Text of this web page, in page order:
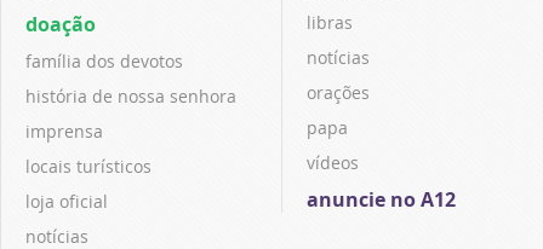
doação
família dos devotos
história de nossa senhora
imprensa
locais turísticos
loja oficial
notícias
libras
notícias
orações
papa
vídeos
anuncie no A12